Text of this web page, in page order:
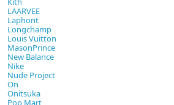
LAARVEE
Laphont
Longchamp
Louis Vuitton
MasonPrince
New Balance
Nike
Nude Project
On
Onitsuka
Pop Mart